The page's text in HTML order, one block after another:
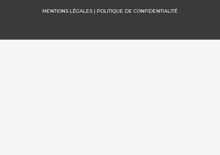
MENTIONS LÉGALES | POLITIQUE DE CONFIDENTIALITÉ